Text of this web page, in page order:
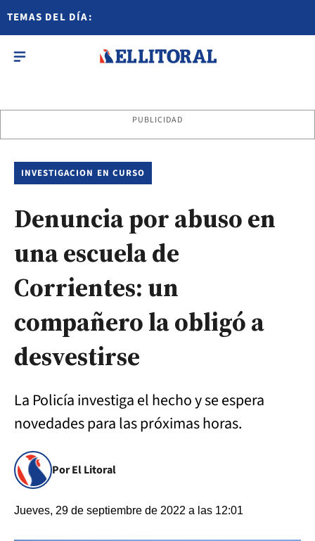
TEMAS DEL DÍA:
PUBLICIDAD
INVESTIGACION EN CURSO
Denuncia por abuso en
una escuela de
Corrientes: un
compañero la obligó a
desvestirse
La Policía investiga el hecho y se espera
novedades para las próximas horas.
Por El Litoral
Jueves, 29 de septiembre de 2022 a las 12:01